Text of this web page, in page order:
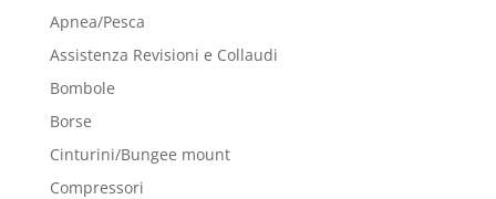
Apnea/Pesca
Assistenza Revisioni e Collaudi
Bombole
Borse
Cinturini/Bungee mount
Compressori